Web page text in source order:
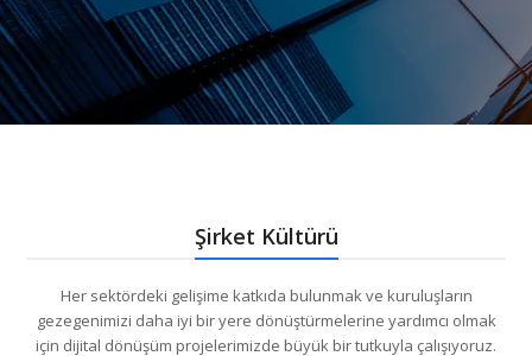
Şirket Kültürü
Her sektördeki gelişime katkıda bulunmak ve kuruluşların
gezegenimizi daha iyi bir yere dönüştürmelerine yardımcı olmak
için dijital dönüşüm projelerimizde büyük bir tutkuyla çalışıyoruz.